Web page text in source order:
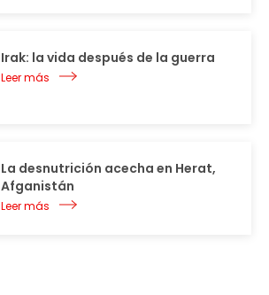
Irak: la vida después de la guerra
Leer más
La desnutrición acecha en Herat,
Afganistán
Leer más